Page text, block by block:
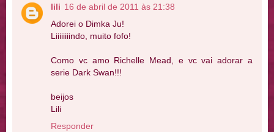
lili 16 de abril de 2011 às 21:38
Adorei o Dimka Ju!
Liiiiiiiindo, muito fofo!
Como vc amo Richelle Mead, e vc vai adorar a
serie Dark Swan!!!
beijos
Lili
Responder